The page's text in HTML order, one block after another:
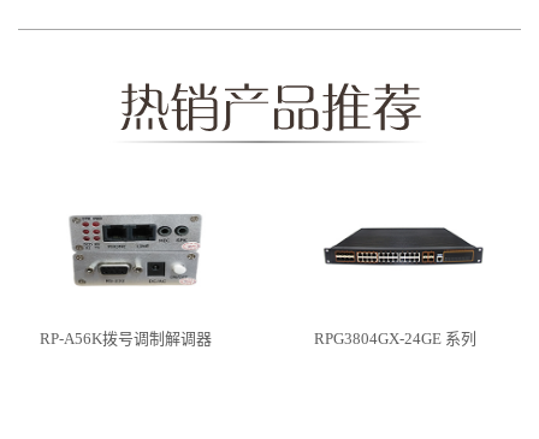
RP-A56K拨号调制解调器 RPG3804GX-24GE 系列